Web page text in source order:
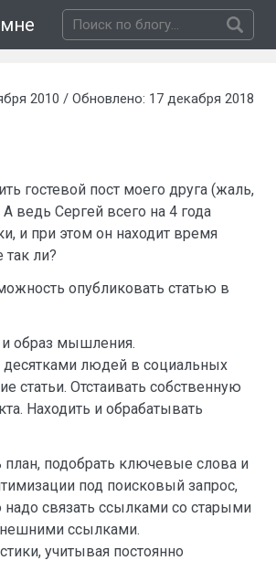
2010 / Обновлено: 17 декабря 2018
гостевой пост моего друга (жаль,
А ведь Сергей всего на 4 года
и при этом он находит время
ли?
опубликовать статью в
и образ мышления.
десятками людей в социальных
статьи. Отстаивать собственную
Находить и обрабатывать
подобрать ключевые слова и
под поисковый запрос,
связать ссылками со старыми
ссылками.
учитывая постоянно